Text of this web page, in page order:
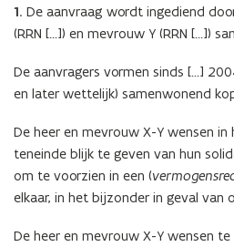
1. De aanvraag wordt ingediend
(RRN […]) en mevrouw Y (RRN […])
De aanvragers vormen sinds […]
en later wettelijk) samenwonend
De heer en mevrouw X-Y wensen
teneinde blijk te geven van hun
om te voorzien in een (
elkaar, in het bijzonder in geval van
De heer en mevrouw X-Y wensen